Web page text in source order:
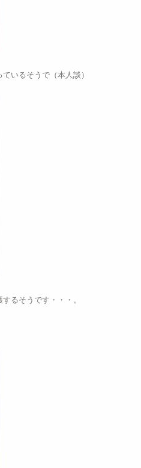
いるそうで（本人談）
るそうです・・・。